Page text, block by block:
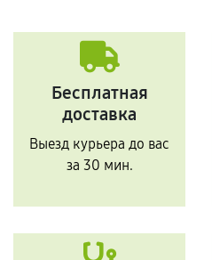
Бесплатная
доставка
Выезд курьера до вас
за 30 мин.